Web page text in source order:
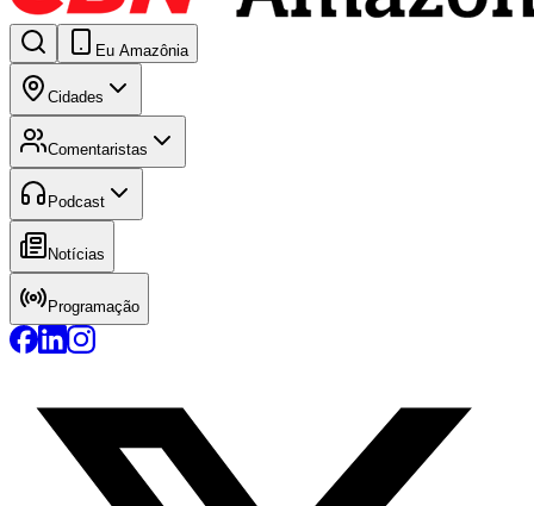
Eu Amazônia
Cidades
Comentaristas
Podcast
Notícias
Programação